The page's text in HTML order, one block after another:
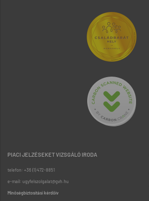
PIACI JELZÉSEKET VIZSGÁLÓ IRODA
telefon: +36 (1) 472-8851
e-mail: ugyfelszolgalat@gvh.hu
Minőségbiztosítási kérdőív